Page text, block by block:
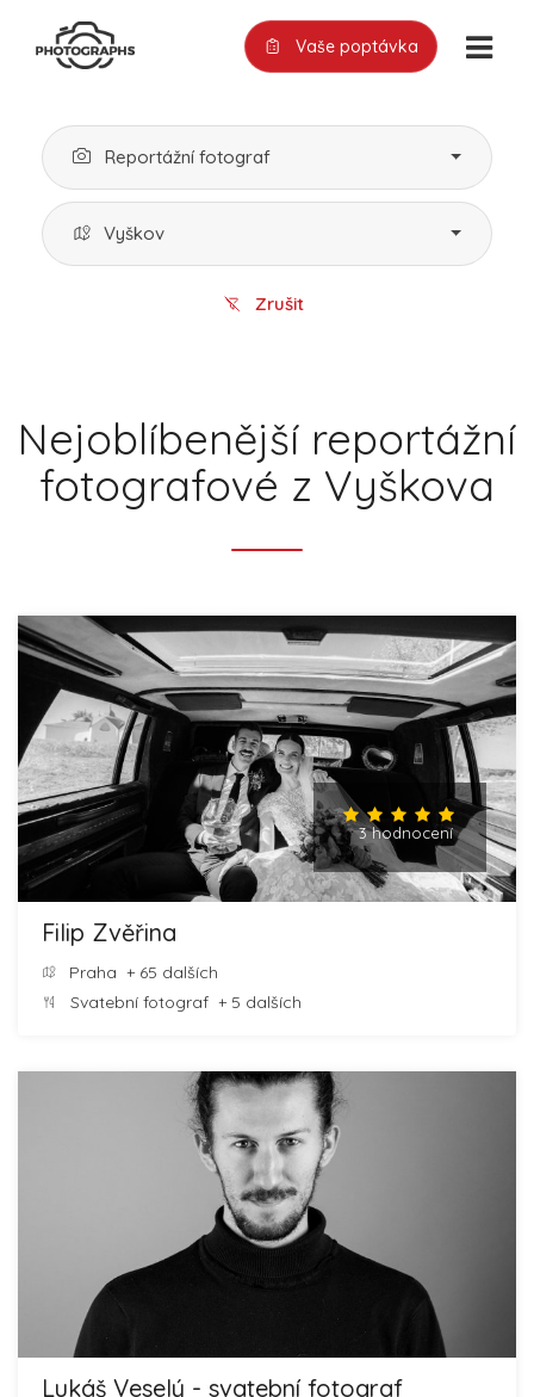
Vaše poptávka
Reportážní fotograf
Vyškov
Zrušit
Nejoblíbenější reportážní
fotografové z Vyškova
3 hodnocení
Filip Zvěřina
Praha + 65 dalších
Svatební fotograf + 5 dalších
Lukáš Veselý - svatební fotograf